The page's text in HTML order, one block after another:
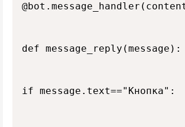
def message_reply(message):
if message.text=="Кнопка":